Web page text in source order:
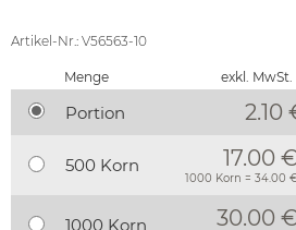
Artikel-Nr.: V56563-10
Menge exkl. MwSt.
Portion 2.10
500 Korn 17.00 €
1000 Korn = 34.00
1000 Korn 30.00 €